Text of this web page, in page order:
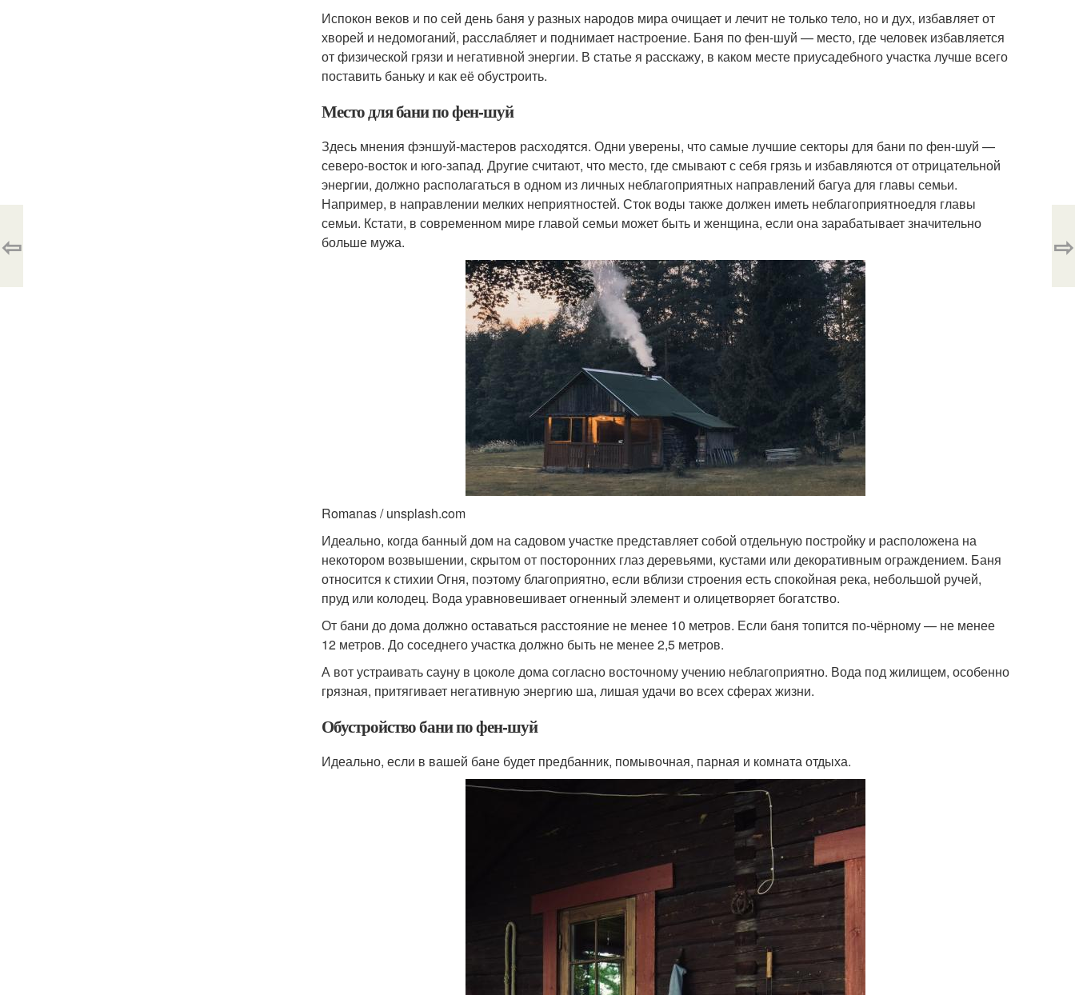
Испокон веков и по сей день баня у разных народов мира очищает и лечит не только тело, но и дух, избавляет от
хворей и недомоганий, расслабляет и поднимает настроение. Баня по фен-шуй — место, где человек избавляется
от физической грязи и негативной энергии. В статье я расскажу, в каком месте приусадебного участка лучше всего
поставить баньку и как её обустроить.
Место для бани по фен-шуй
Здесь мнения фэншуй-мастеров расходятся. Одни уверены, что самые лучшие секторы для бани по фен-шуй —
северо-восток и юго-запад. Другие считают, что место, где смывают с себя грязь и избавляются от отрицательной
энергии, должно располагаться в одном из личных неблагоприятных направлений багуа для главы семьи.
Например, в направлении мелких неприятностей. Сток воды также должен иметь неблагоприятноедля главы
семьи. Кстати, в современном мире главой семьи может быть и женщина, если она зарабатывает значительно
больше мужа.
Romanas / unsplash.com
Идеально, когда банный дом на садовом участке представляет собой отдельную постройку и расположена на
некотором возвышении, скрытом от посторонних глаз деревьями, кустами или декоративным ограждением. Баня
относится к стихии Огня, поэтому благоприятно, если вблизи строения есть спокойная река, небольшой ручей,
пруд или колодец. Вода уравновешивает огненный элемент и олицетворяет богатство.
От бани до дома должно оставаться расстояние не менее 10 метров. Если баня топится по-чёрному — не менее
12 метров. До соседнего участка должно быть не менее 2,5 метров.
А вот устраивать сауну в цоколе дома согласно восточному учению неблагоприятно. Вода под жилищем, особенно
грязная, притягивает негативную энергию ша, лишая удачи во всех сферах жизни.
Обустройство бани по фен-шуй
Идеально, если в вашей бане будет предбанник, помывочная, парная и комната отдыха.
⇦ ⇨